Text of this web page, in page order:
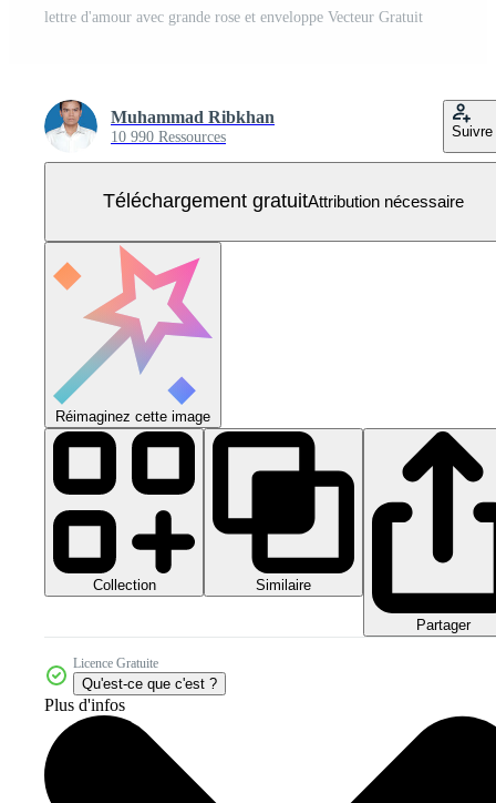
lettre d'amour avec grande rose et enveloppe Vecteur Gratuit
Muhammad Ribkhan
10 990 Ressources Suivre
Téléchargement gratuitAttribution nécessaire
Réimaginez cette image
Collection Similaire
Partager
Licence Gratuite
Qu'est-ce que c'est ?
Plus d'infos